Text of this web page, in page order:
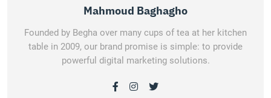
Mahmoud Baghagho
Founded by Begha over many cups of tea at her kitchen
table in 2009, our brand promise is simple: to provide
powerful digital marketing solutions.